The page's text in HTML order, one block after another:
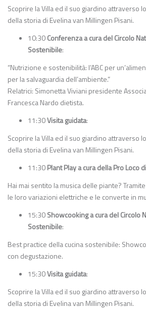
Scoprire la Villa ed il suo giardino attraverso
della storia di Evelina van Millingen Pisani.
10:30Conferenza a cura del Circolo
Sostenibile:
“Nutrizione e sostenibilità: l’ABC per
per la salvaguardia dell’ambiente.”
Relatrici: Simonetta Viviani presidente
Francesca Nardo dietista.
11:30Visita guidata:
Scoprire la Villa ed il suo giardino attraverso
della storia di Evelina van Millingen Pisani.
11:30Plant Play a cura della Pro Loco
Hai mai sentito la musica delle piante?
le loro variazioni elettriche e le converte in
15:30Showcooking a cura del Circolo
Sostenibile:
Best practice della cucina sostenibile:
con degustazione.
15:30Visita guidata:
Scoprire la Villa ed il suo giardino attraverso
della storia di Evelina van Millingen Pisani.